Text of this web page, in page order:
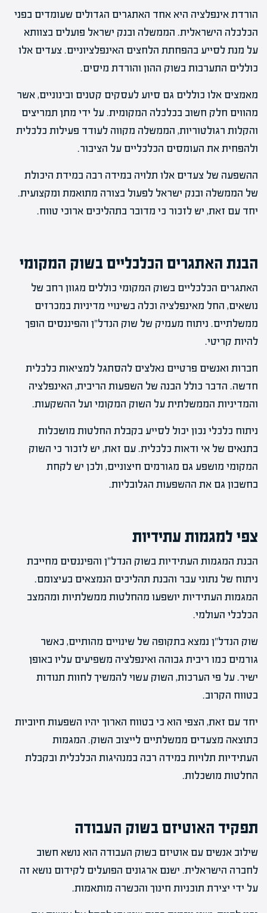
הורדת אינפלציה היא אחד האתגרים הגדולים שעומדים בפני
הכלכלה הישראלית. הממשלה ובנק ישראל פועלים בצוותא
על מנת לסייע בהפחתת הלחצים האינפלציוניים. צעדים אלו
כוללים התערבות בשוק ההון והורדת מיסים.
מאמצים אלו כוללים גם סיוע לעסקים קטנים ובינוניים, אשר
מהווים חלק חשוב בכלכלה המקומית. על ידי מתן תמריצים
והקלות רגולטוריות, הממשלה מקווה לעודד פעילות כלכלית
ולהפחית את העומסים הכלכליים על הציבור.
ההשפעה של צעדים אלו תלויה במידה רבה במידת היכולת
של הממשלה ובנק ישראל לפעול בצורה מתואמת ומקצועית.
יחד עם זאת, יש לזכור כי מדובר בתהליכים ארוכי טווח.
הבנת האתגרים הכלכליים בשוק המקומי
האתגרים הכלכליים בשוק המקומי כוללים מגוון רחב של
נושאים, החל מאינפלציה וכלה בשינויי מדיניות במכרזים
ממשלתיים. ניתוח מעמיק של שוק הנדל"ן והפיננסים הופך
להיות קריטי.
חברות ואנשים פרטיים נאלצים להסתגל למציאות כלכלית
חדשה. הדבר כולל הבנה של השפעות הריבית, האינפלציה
והמדיניות הממשלתית על השוק המקומי ועל ההשקעות.
ניתוח כלכלי נכון יכול לסייע בקבלת החלטות מושכלות
בתנאים של אי ודאות כלכלית. עם זאת, יש לזכור כי השוק
המקומי מושפע גם מגורמים חיצוניים, ולכן יש לקחת
בחשבון גם את ההשפעות הגלובליות.
צפי למגמות עתידיות
הבנת המגמות העתידיות בשוק הנדל"ן והפיננסים מחייבת
ניתוח של נתוני עבר והבנת תהליכים הנמצאים בעיצומם.
המגמות העתידיות יושפעו מהחלטות ממשלתיות ומהמצב
הכלכלי העולמי.
שוק הנדל"ן נמצא בתקופה של שינויים מהותיים, כאשר
גורמים כמו ריבית גבוהה ואינפלציה משפיעים עליו באופן
ישיר. על פי הערכות, השוק עשוי להמשיך לחוות תנודות
בטווח הקרוב.
יחד עם זאת, הצפי הוא כי בטווח הארוך יהיו השפעות חיוביות
כתוצאה מצעדים ממשלתיים לייצוב השוק. המגמות
העתידיות תלויות במידה רבה במנהיגות הכלכלית ובקבלת
החלטות מושכלות.
תפקיד האוטיזם בשוק העבודה
שילוב אנשים עם אוטיזם בשוק העבודה הוא נושא חשוב
לחברה הישראלית. ישנם ארגונים הפועלים לקידום נושא זה
על ידי יצירת תוכניות חינוך והכשרה מותאמות.